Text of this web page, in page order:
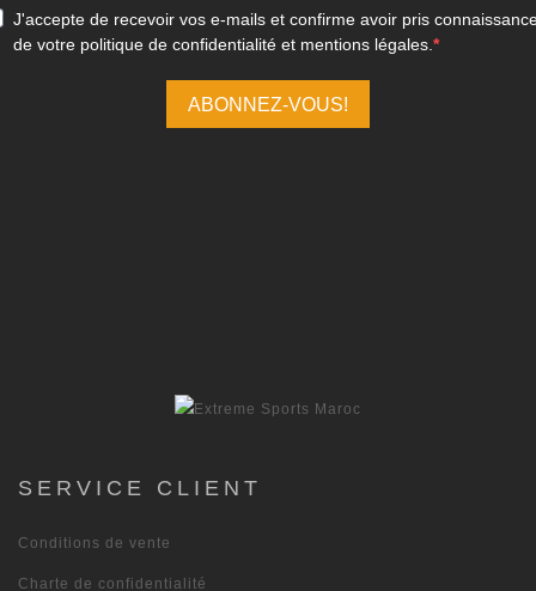
SERVICE CLIENT
Conditions de vente
Charte de confidentialité